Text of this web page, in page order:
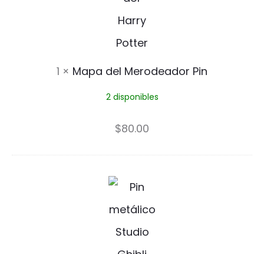
e
l
r
o
a
d
o
1 × Mapa del Merodeador Pin
2 disponibles
$80.00
T
o
t
o